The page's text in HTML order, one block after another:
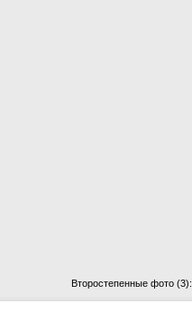
Второстепенные фото (3):